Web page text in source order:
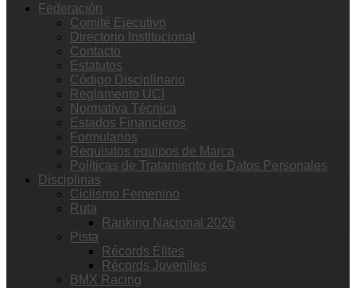
Federación
Comité Ejecutivo
Directorio Institucional
Contacto
Estatutos
Código Disciplinario
Reglamento UCI
Normativa Técnica
Estados Financieros
Formularios
Requisitos equipos de Marca
Políticas de Tratamiento de Datos Personales
Disciplinas
Ciclismo Femenino
Ruta
Ranking Nacional 2026
Pista
Récords Élites
Récords Juveniles
BMX Racing